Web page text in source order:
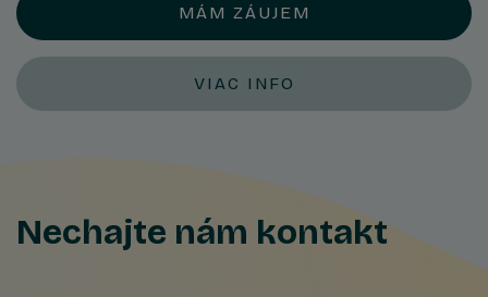
MÁM ZÁUJEM
VIAC INFO
Nechajte nám kontakt